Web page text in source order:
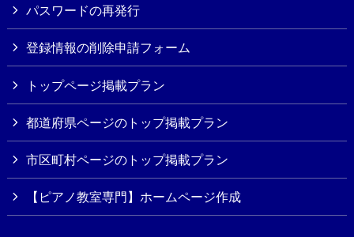
パスワードの再発行
登録情報の削除申請フォーム
トップページ掲載プラン
都道府県ページのトップ掲載プラン
市区町村ページのトップ掲載プラン
【ピアノ教室専門】ホームページ作成